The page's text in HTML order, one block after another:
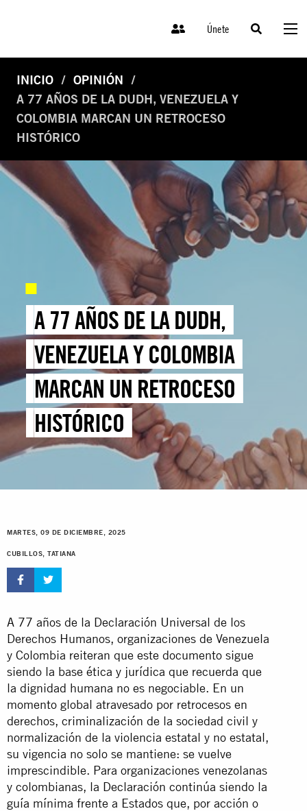
Únete
INICIO
OPINIÓN
A 77 AÑOS DE LA DUDH, VENEZUELA Y
COLOMBIA MARCAN UN RETROCESO
HISTÓRICO
A 77 AÑOS DE LA DUDH,
VENEZUELA Y COLOMBIA
MARCAN UN RETROCESO
HISTÓRICO
MARTES, 09 DE DICIEMBRE, 2025
CUBILLOS, TATIANA
A 77 años de la Declaración Universal de los
Derechos Humanos, organizaciones de Venezuela
y Colombia reiteran que este documento sigue
siendo la base ética y jurídica que recuerda que
la dignidad humana no es negociable. En un
momento global atravesado por retrocesos en
derechos, criminalización de la sociedad civil y
normalización de la violencia estatal y no estatal,
su vigencia no solo se mantiene: se vuelve
imprescindible. Para organizaciones venezolanas
y colombianas, la Declaración continúa siendo la
guía mínima frente a Estados que, por acción o